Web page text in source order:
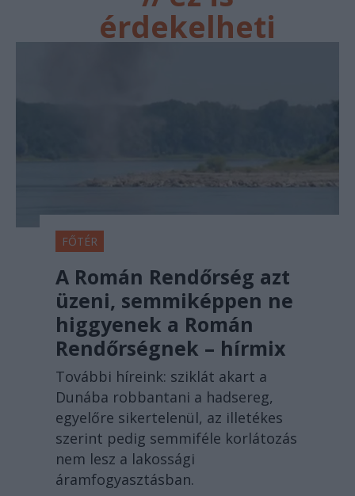
érdekelheti
FŐTÉR
A Román Rendőrség azt
üzeni, semmiképpen ne
higgyenek a Román
Rendőrségnek – hírmix
További híreink: sziklát akart a
Dunába robbantani a hadsereg,
egyelőre sikertelenül, az illetékes
szerint pedig semmiféle korlátozás
nem lesz a lakossági
áramfogyasztásban.